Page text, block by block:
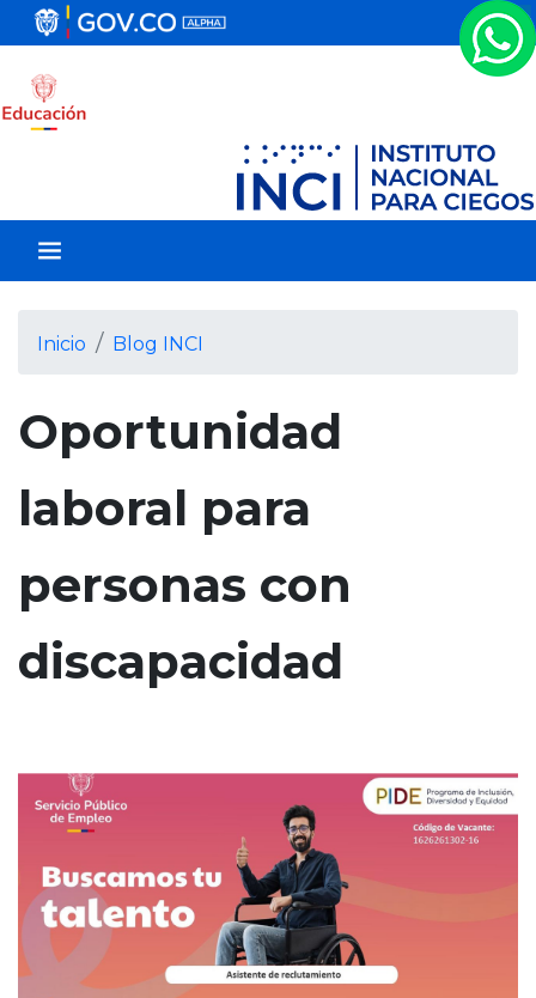
a
a
l
c
d
o
r
i
c
p
a
Inicio Blog INCI
Oportunidad
laboral para
personas con
discapacidad